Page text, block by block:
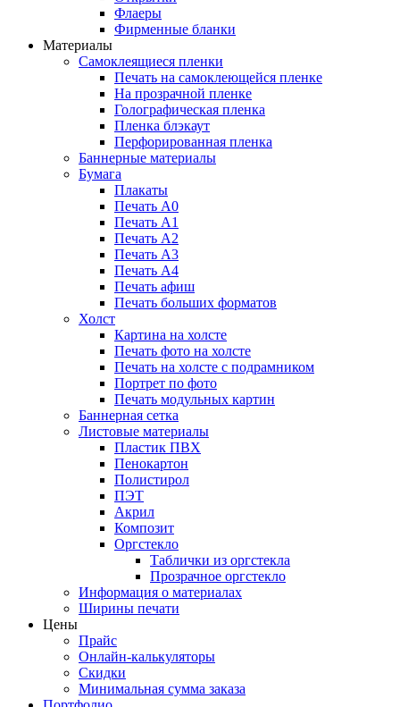
Флаеры
Фирменные бланки
Материалы
Самоклеящиеся пленки
Печать на самоклеющейся пленке
На прозрачной пленке
Голографическая пленка
Пленка блэкаут
Перфорированная пленка
Баннерные материалы
Бумага
Плакаты
Печать А0
Печать А1
Печать А2
Печать А3
Печать А4
Печать афиш
Печать больших форматов
Холст
Картина на холсте
Печать фото на холсте
Печать на холсте с подрамником
Портрет по фото
Печать модульных картин
Баннерная сетка
Листовые материалы
Пластик ПВХ
Пенокартон
Полистирол
ПЭТ
Акрил
Композит
Оргстекло
Таблички из оргстекла
Прозрачное оргстекло
Информация о материалах
Ширины печати
Цены
Прайс
Онлайн-калькуляторы
Скидки
Минимальная сумма заказа